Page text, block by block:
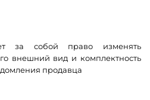
за собой право изменять
внешний вид и комплектность
продавца